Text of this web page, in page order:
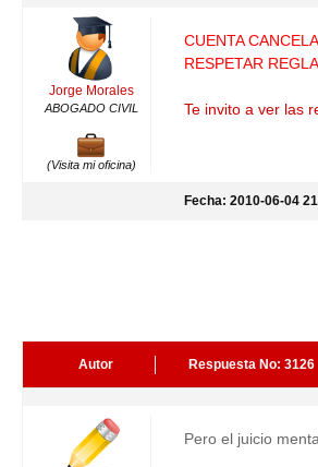
Jorge Morales
ABOGADO CIVIL
(Visita mi oficina)
CUENTA
RESPETAR
Te invito a ver las
Fecha: 2010-06-04
Autor Respuesta No: 3126
Pero el juicio